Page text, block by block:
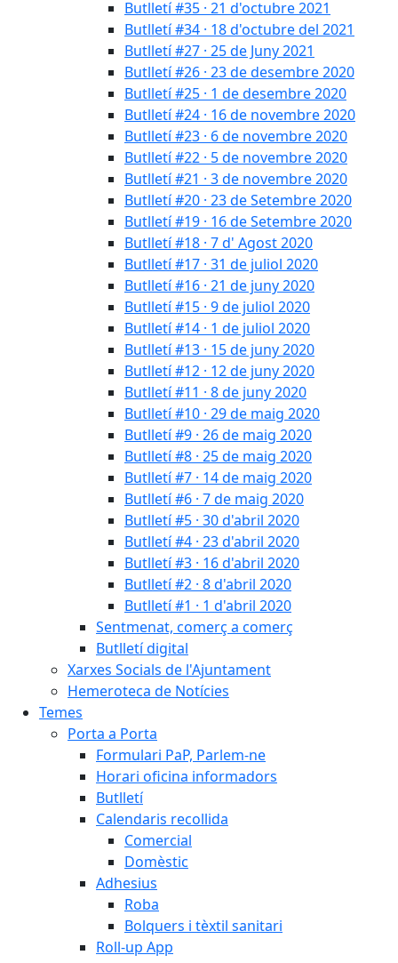
Butlletí #35 · 21 d'octubre 2021
Butlletí #34 · 18 d'octubre del 2021
Butlletí #27 · 25 de Juny 2021
Butlletí #26 · 23 de desembre 2020
Butlletí #25 · 1 de desembre 2020
Butlletí #24 · 16 de novembre 2020
Butlletí #23 · 6 de novembre 2020
Butlletí #22 · 5 de novembre 2020
Butlletí #21 · 3 de novembre 2020
Butlletí #20 · 23 de Setembre 2020
Butlletí #19 · 16 de Setembre 2020
Butlletí #18 · 7 d' Agost 2020
Butlletí #17 · 31 de juliol 2020
Butlletí #16 · 21 de juny 2020
Butlletí #15 · 9 de juliol 2020
Butlletí #14 · 1 de juliol 2020
Butlletí #13 · 15 de juny 2020
Butlletí #12 · 12 de juny 2020
Butlletí #11 · 8 de juny 2020
Butlletí #10 · 29 de maig 2020
Butlletí #9 · 26 de maig 2020
Butlletí #8 · 25 de maig 2020
Butlletí #7 · 14 de maig 2020
Butlletí #6 · 7 de maig 2020
Butlletí #5 · 30 d'abril 2020
Butlletí #4 · 23 d'abril 2020
Butlletí #3 · 16 d'abril 2020
Butlletí #2 · 8 d'abril 2020
Butlletí #1 · 1 d'abril 2020
Sentmenat, comerç a comerç
Butlletí digital
Xarxes Socials de l'Ajuntament
Hemeroteca de Notícies
Temes
Porta a Porta
Formulari PaP, Parlem-ne
Horari oficina informadors
Butlletí
Calendaris recollida
Comercial
Domèstic
Adhesius
Roba
Bolquers i tèxtil sanitari
Roll-up App